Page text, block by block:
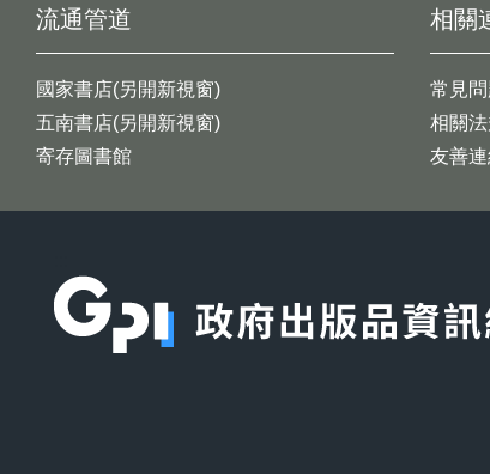
流通管道
國家書店(另開新視窗)
五南書店(另開新視窗)
寄存圖書館
相關
常見問
相關法
友善